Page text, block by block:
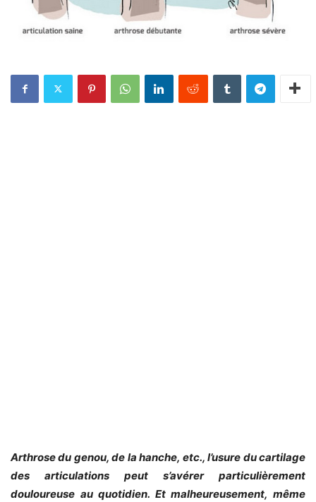
Arthrose du genou, de la hanche, etc., l’usure du cartilage
des articulations peut s’avérer particulièrement
douloureuse au quotidien. Et malheureusement, même